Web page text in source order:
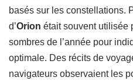
basés sur les constellations.
d’Orion était souvent utilisée
sombres de l’année pour
optimale. Des récits de
navigateurs observaient les